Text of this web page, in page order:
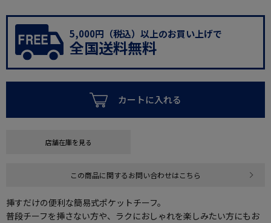
5,000円（税込）以上のお買い上げで
全国送料無料
カートに入れる
店舗在庫を見る
この商品に関するお問い合わせはこちら
挿すだけの便利な簡易式ポケットチーフ。
普段チーフを挿さない方や、ラクにおしゃれを楽しみたい方にもお